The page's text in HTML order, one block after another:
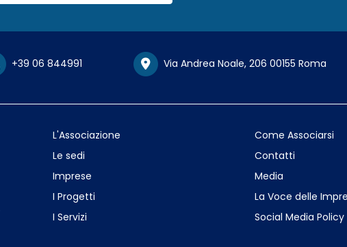
+39 06 844991 Via Andrea Noale, 206 00155 Roma
L'Associazione
Le sedi
Imprese
I Progetti
I Servizi
Come Associarsi
Contatti
Media
La Voce delle
Social Media Policy